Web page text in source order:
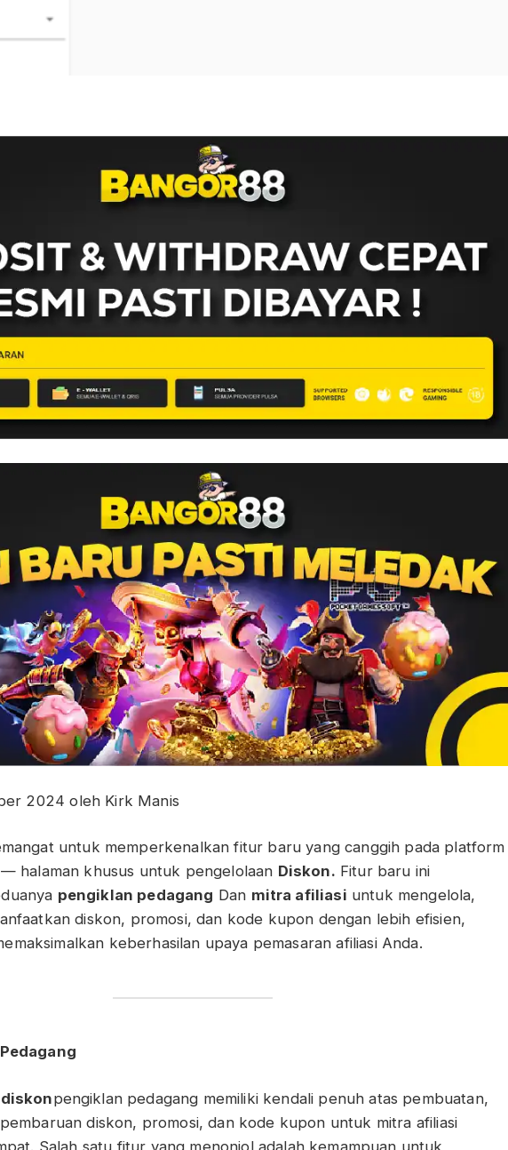
2024 oleh Kirk Manis
untuk memperkenalkan fitur baru yang canggih pada platform
halaman khusus untuk pengelolaan Diskon. Fitur baru ini
pengiklan pedagang Dan mitra afiliasi untuk mengelola,
diskon, promosi, dan kode kupon dengan lebih efisien,
keberhasilan upaya pemasaran afiliasi Anda.
pengiklan pedagang memiliki kendali penuh atas pembuatan,
diskon, promosi, dan kode kupon untuk mitra afiliasi
Salah satu fitur yang menonjol adalah kemampuan untuk